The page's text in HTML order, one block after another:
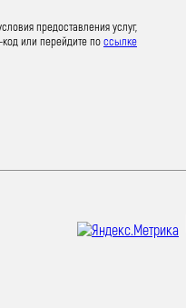
предоставления услуг,
код или перейдите поссылке